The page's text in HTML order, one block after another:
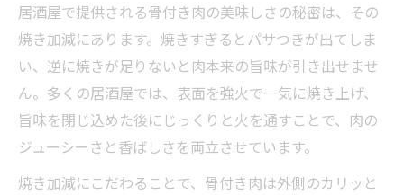
居酒屋で提供される骨付き肉の美味しさの秘密は、その
焼き加減にあります。焼きすぎるとパサつきが出てしま
い、逆に焼きが足りないと肉本来の旨味が引き出せませ
ん。多くの居酒屋では、表面を強火で一気に焼き上げ、
旨味を閉じ込めた後にじっくりと火を通すことで、肉の
ジューシーさと香ばしさを両立させています。
焼き加減にこだわることで、骨付き肉は外側のカリッと